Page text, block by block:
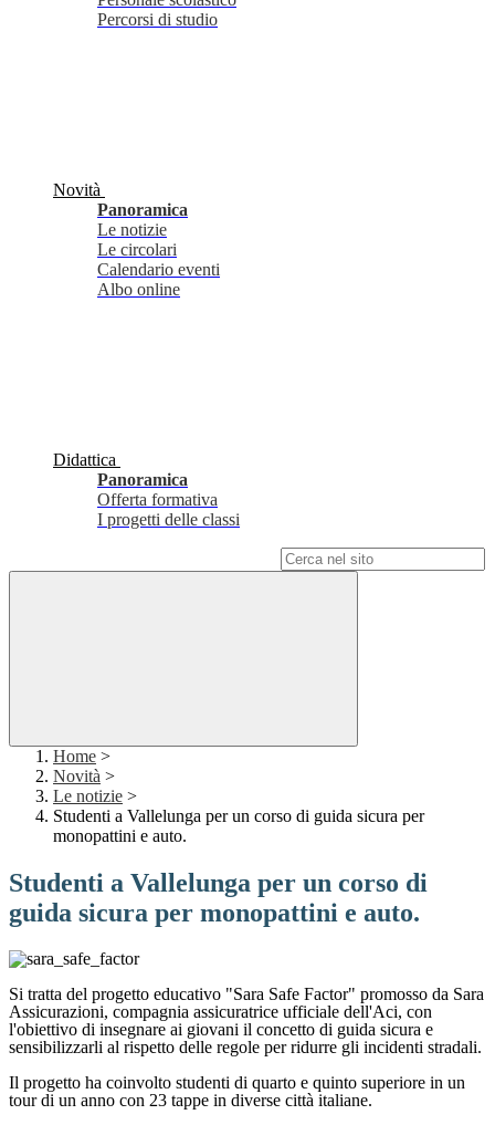
Percorsi di studio
Novità
Panoramica
Le notizie
Le circolari
Calendario eventi
Albo online
Didattica
Panoramica
Offerta formativa
I progetti delle classi
Home >
Novità >
Le notizie >
Studenti a Vallelunga per un corso di guida sicura per
monopattini e auto.
Studenti a Vallelunga per un corso di
guida sicura per monopattini e auto.
Si tratta del progetto educativo "Sara Safe Factor" promosso da Sara
Assicurazioni, compagnia assicuratrice ufficiale dell'Aci, con
l'obiettivo di insegnare ai giovani il concetto di guida sicura e
sensibilizzarli al rispetto delle regole per ridurre gli incidenti stradali.
Il progetto ha coinvolto studenti di quarto e quinto superiore in un
tour di un anno con 23 tappe in diverse città italiane.